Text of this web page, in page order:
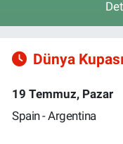
Dünya
19 Temmuz, Pazar
Spain - Argentina